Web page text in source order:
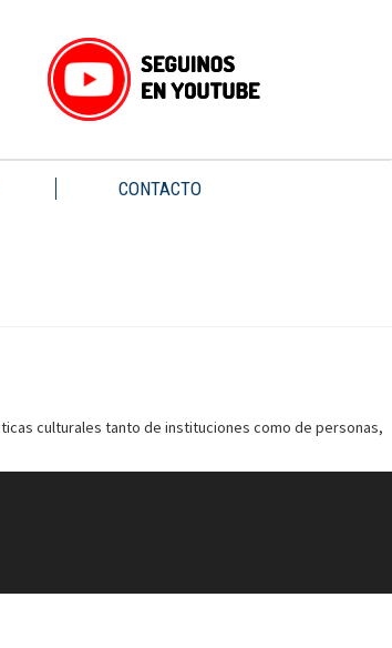
CONTACTO
culturales tanto de instituciones como de personas,